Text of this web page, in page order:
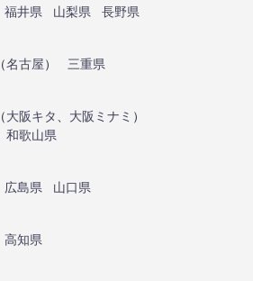
福井県 山梨県
長野県
（名古屋）
三重県
（大阪キタ 大阪ミナミ ）
和歌山県
広島県
山口県
高知県